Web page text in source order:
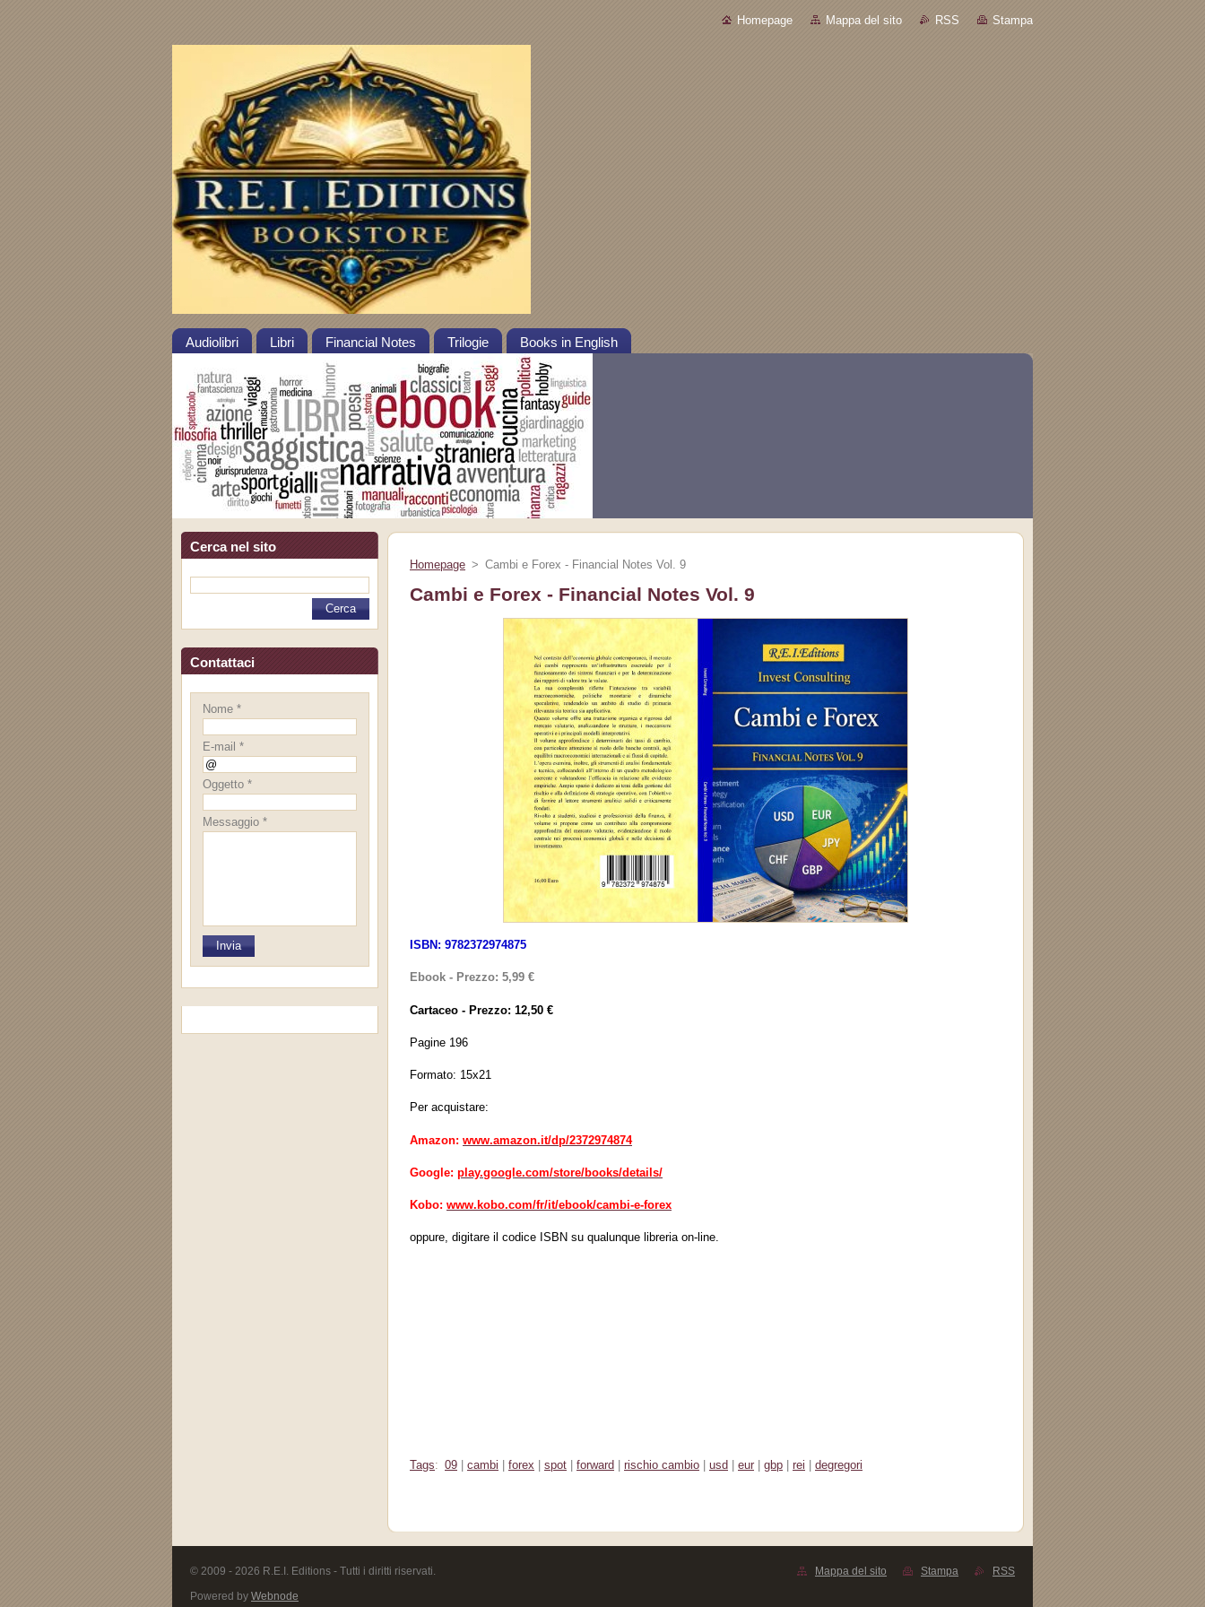
Homepage Mappa del sito RSS Stampa
Audiolibri Libri Financial Notes Trilogie Books in English
Cerca nel sito
Contattaci
Nome *
E-mail *
Oggetto *
Messaggio *
Homepage > Cambi e Forex - Financial Notes Vol. 9
Cambi e Forex - Financial Notes Vol. 9
ISBN: 9782372974875
Ebook - Prezzo: 5,99 €
Cartaceo - Prezzo: 12,50 €
Pagine 196
Formato: 15x21
Per acquistare:
Amazon: www.amazon.it/dp/2372974874
Google: play.google.com/store/books/details/
Kobo: www.kobo.com/fr/it/ebook/cambi-e-forex
oppure, digitare il codice ISBN su qualunque libreria on-line.
Tags: 09 cambi forex spot forward rischio cambio usd eur gbp rei degregori
Mappa del sito Stampa RSS
© 2009 - 2026 R.E.I. Editions - Tutti i diritti riservati.
Powered by Webnode